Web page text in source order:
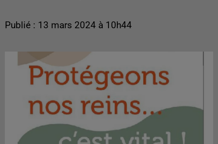
Publié : 13 mars 2024 à 10h44